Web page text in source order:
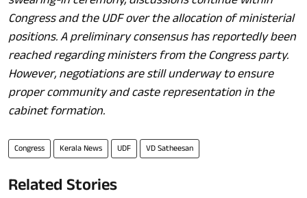
Congress and the UDF over the allocation of ministerial
positions. A preliminary consensus has reportedly been
reached regarding ministers from the Congress party.
However, negotiations are still underway to ensure
proper community and caste representation in the
cabinet formation.
Congress Kerala News UDF VD Satheesan
Related Stories